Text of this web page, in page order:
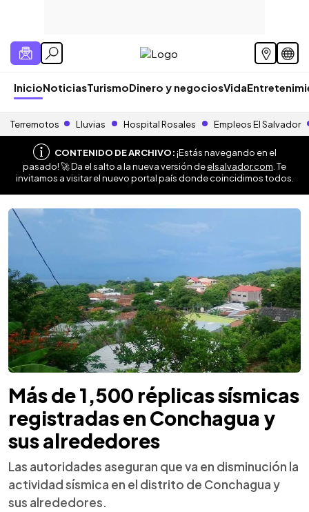
InicioNoticiasTurismoDinero y negociosVida
Terremotos Lluvias Hospital Rosales Empleos El Salvador
CONTENIDO DE ARCHIVO:¡Estás navegando en el
pasado! 🚀 Da el salto a la nueva versión deelsalvador.com . Te
invitamos a visitar el nuevo portal país donde coincidimos todos.
Más de 1,500 réplicas sísmicas
registradas en Conchagua y
sus alrededores
Las autoridades aseguran que va en disminución la
actividad sísmica en el distrito de Conchagua y
sus alrededores.